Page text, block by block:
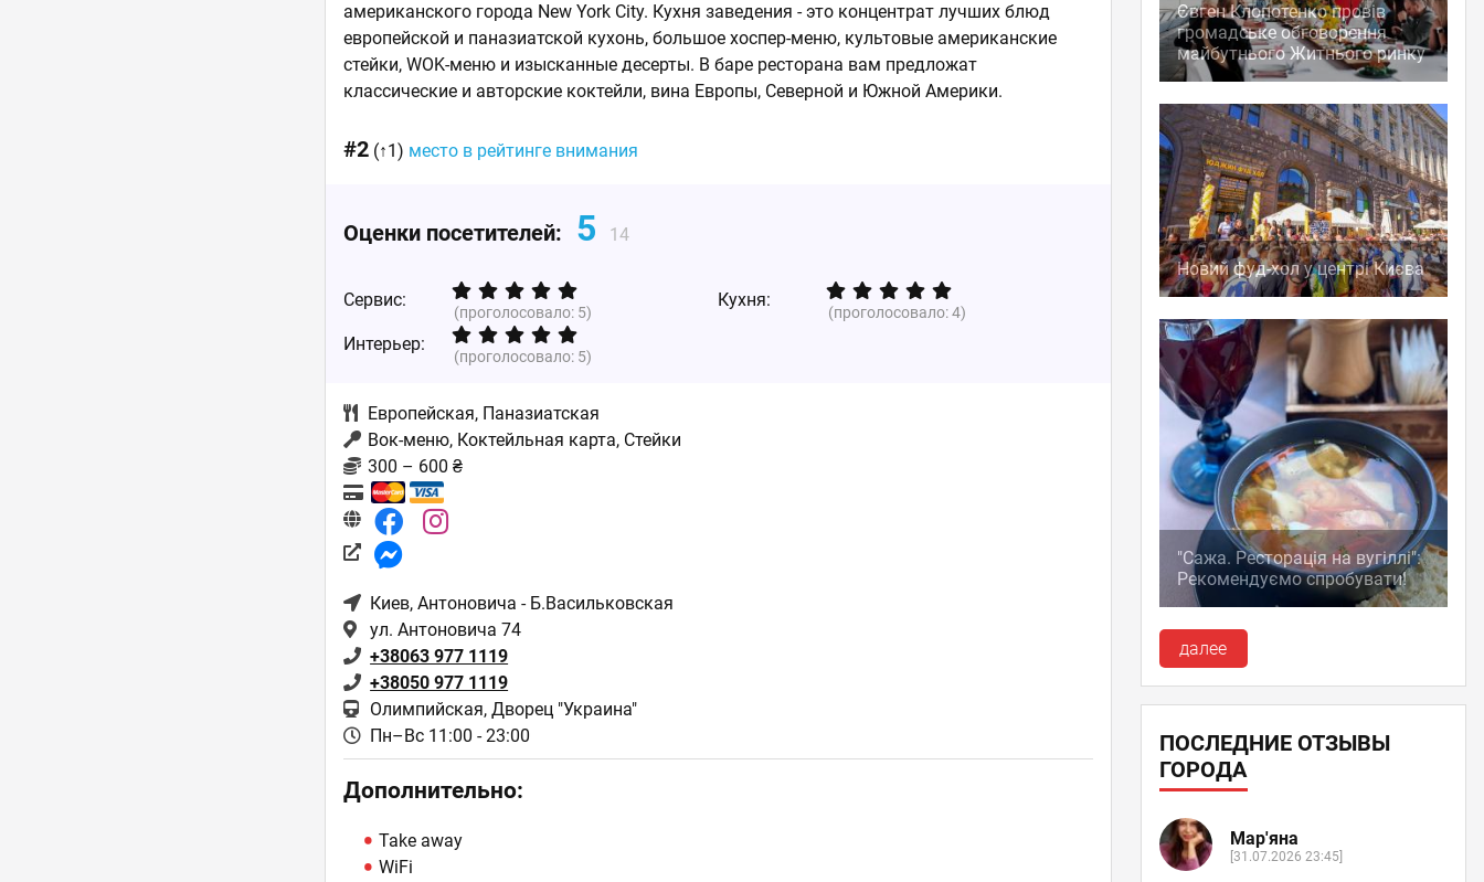
американского города New York City. Кухня заведения - это концентрат лучших блюд
европейской и паназиатской кухонь, большое хоспер-меню, культовые американские
стейки, WOK-меню и изысканные десерты. В баре ресторана вам предложат
классические и авторские коктейли, вина Европы, Северной и Южной Америки.
#2 (↑1) место в рейтинге внимания
Оценки посетителей: 5 14
Сервис:
(проголосовало: 5)
Кухня:
(проголосовало:4)
Интерьер:
(проголосовало: 5)
Европейская, Паназиатская
Вок-меню, Коктейльная карта, Стейки
300 – 600 ₴
Киев, Антоновича - Б.Васильковская
ул. Антоновича 74
+38063 977 1119
+38050 977 1119
Олимпийская, Дворец "Украина"
Пн–Вс 11:00 - 23:00
Дополнительно:
Take away
WiFi
Євген Клопотенко провів
громадське обговорення
майбутнього Житнього ринку
Новий фуд-хол у центрі Києва
"Сажа. Ресторація на вугіллі":
Рекомендуємо спробувати!
далее
ПОСЛЕДНИЕ ОТЗЫВЫ
ГОРОДА
Мар'яна
[31.07.2026 23:45]